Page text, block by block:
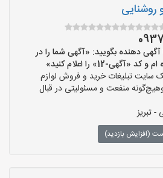
روشنایی
دهنده بگویید: «آگهی شما را در
12» را اعلام کنید»
سایت تبلیغات خرید و فروش لوازم
منفعت و مسئولیتی در قبال
- تبریز
(افزایش بازدید)